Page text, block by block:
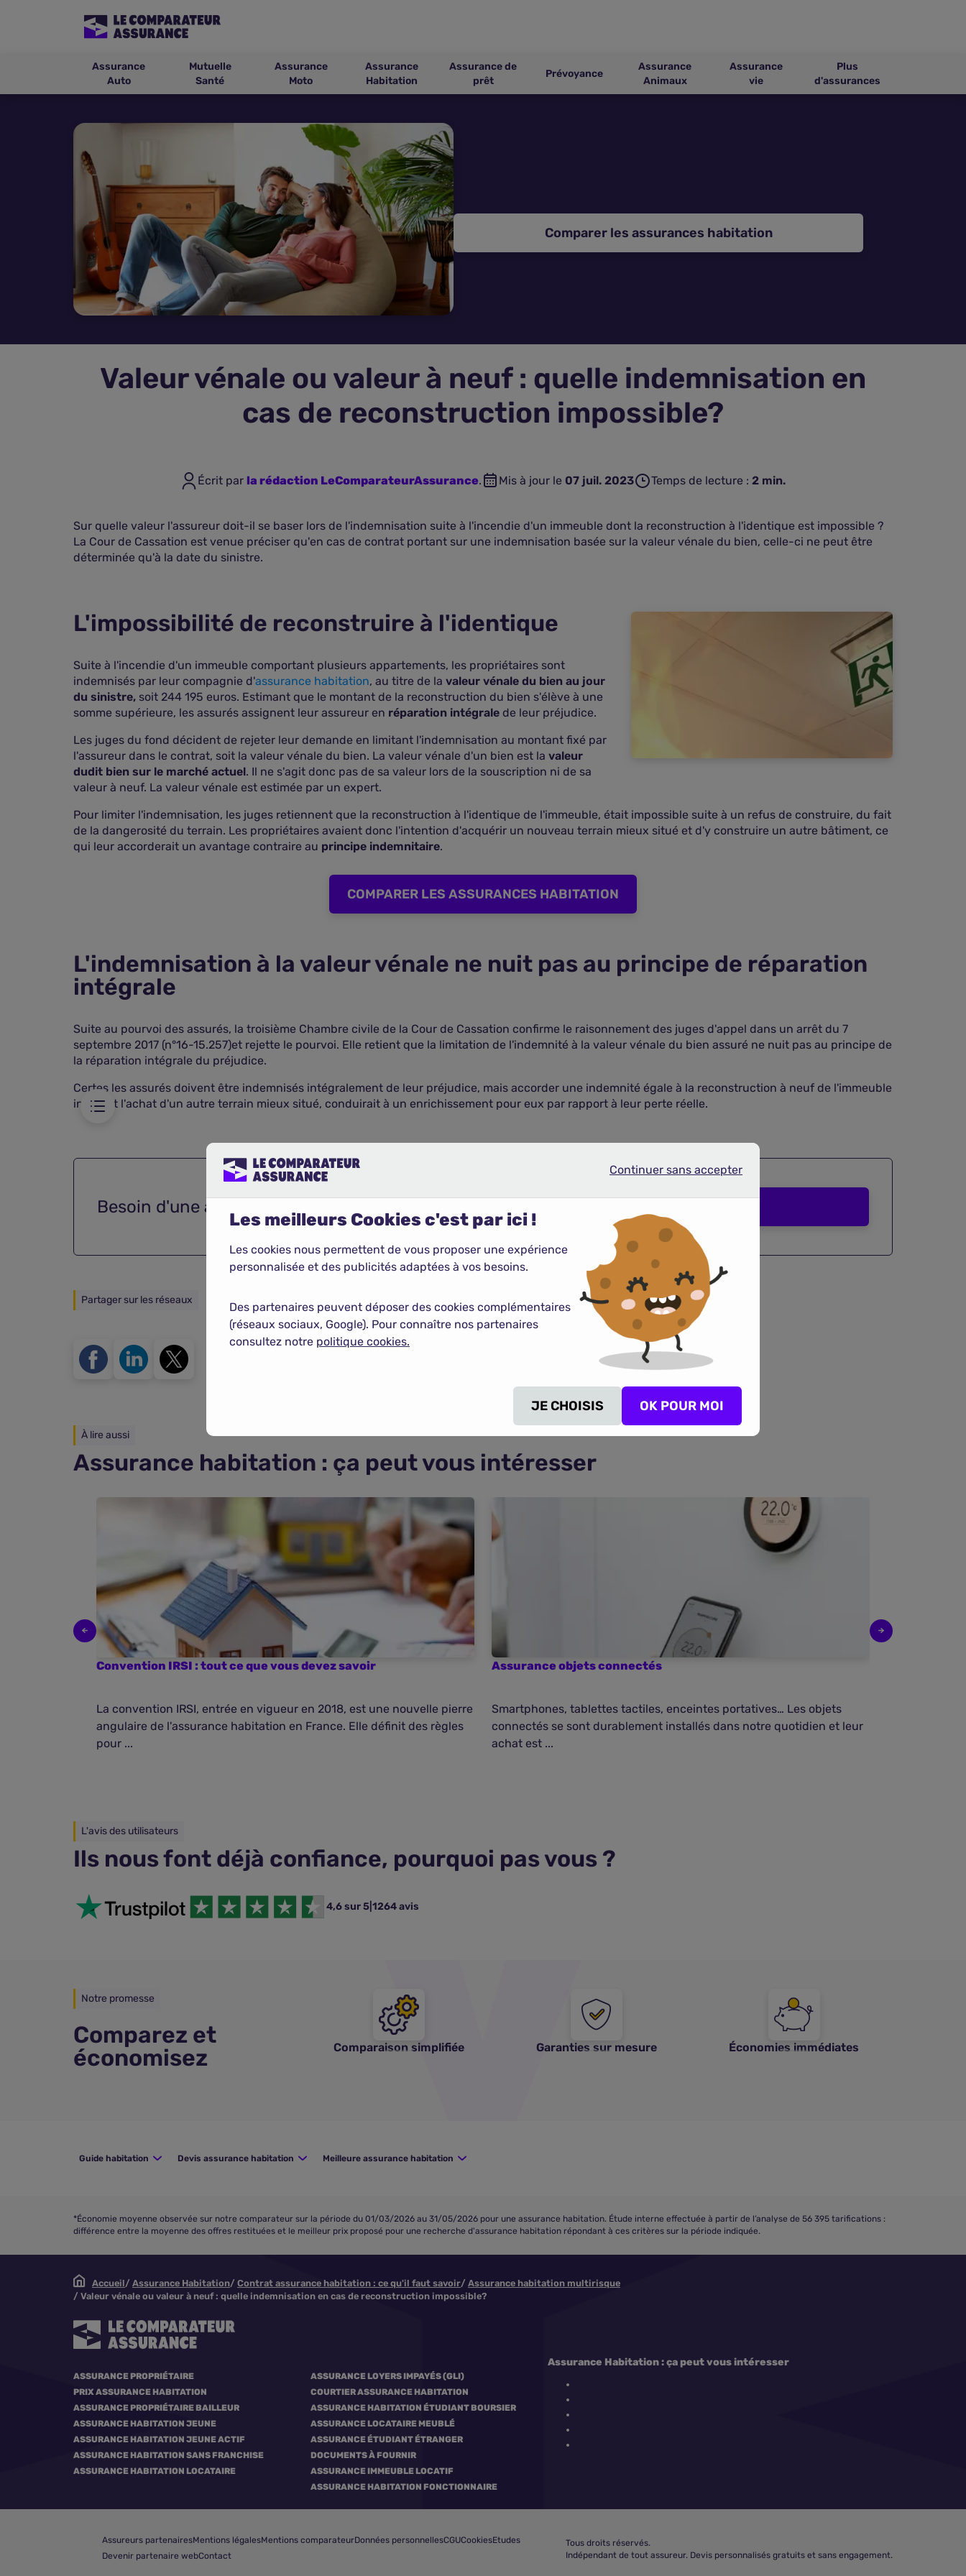
Assurance
Auto
Mutuelle
Santé
Assurance
Moto
Assurance
Habitation
Assurance de
prêt
Prévoyance
Assurance
Animaux
Assurance
vie
Plus
d'assurances
Comparer les assurances habitation
Valeur vénale ou valeur à neuf : quelle indemnisation en
cas de reconstruction impossible?
Écrit par la rédaction LeComparateurAssurance. Mis à jour le 07 juil. 2023 Temps de lecture : 2 min.
Sur quelle valeur l'assureur doit-il se baser lors de l'indemnisation suite à l'incendie d'un immeuble dont la reconstruction à l'identique est impossible ?
La Cour de Cassation est venue préciser qu'en cas de contrat portant sur une indemnisation basée sur la valeur vénale du bien, celle-ci ne peut être
déterminée qu'à la date du sinistre.
au principe de
L'impossibilité de reconstruire à l'identique
Suite à l'incendie d'un immeuble comportant plusieurs appartements, les propriétaires sont
indemnisés par leur compagnie d'assurance habitation, au titre de la valeur vénale du bien au jour
du sinistre, soit 244 195 euros. Estimant que le montant de la reconstruction du bien s'élève à une
somme supérieure, les assurés assignent leur assureur en réparation intégrale de leur préjudice.
Les juges du fond décident de rejeter leur demande en limitant l'indemnisation au montant fixé par
l'assureur dans le contrat, soit la valeur vénale du bien. La valeur vénale d'un bien est la valeur
dudit bien sur le marché actuel. Il ne s'agit donc pas de sa valeur lors de la souscription ni de sa
valeur à neuf. La valeur vénale est estimée par un expert.
Pour limiter l'indemnisation, les juges retiennent que la reconstruction à l'identique de l'immeuble, était impossible suite à un refus de construire, du fait
de la dangerosité du terrain. Les propriétaires avaient donc l'intention d'acquérir un nouveau terrain mieux situé et d'y construire un autre bâtiment, ce
qui leur accorderait un avantage contraire au principe indemnitaire.
COMPARER LES ASSURANCES HABITATION
L'indemnisation à la valeur vénale ne nuit pas au principe de réparation
intégrale
Suite au pourvoi des assurés, la troisième Chambre civile de la Cour de Cassation confirme le raisonnement des juges d'appel dans un arrêt du 7
septembre 2017 (n°16-15.257)et rejette le pourvoi. Elle retient que la limitation de l'indemnité à la valeur vénale du bien assuré ne nuit pas au principe de
la réparation intégrale du préjudice.
Certes les assurés doivent être indemnisés intégralement de leur préjudice, mais accorder une indemnité égale à la reconstruction à neuf de l'immeuble
incluant l'achat d'un autre terrain mieux situé, conduirait à un enrichissement pour eux par rapport à leur perte réelle.
Besoin d'une assurance habitation au meilleur prix ?
Partager sur les réseaux
À lire aussi
Assurance habitation : ça peut vous intéresser
Convention IRSI : tout ce que vous devez savoir
La convention IRSI, entrée en vigueur en 2018, est une nouvelle pierre
angulaire de l'assurance habitation en France. Elle définit des règles
pour ...
Assurance objets connectés
Smartphones, tablettes tactiles, enceintes portatives… Les objets
connectés se sont durablement installés dans notre quotidien et leur
achat est ...
L'avis des utilisateurs
Ils nous font déjà confiance, pourquoi pas vous ?
4,6 sur 5 1264 avis
Notre promesse
Comparez et
économisez
Comparaison simplifiée Garanties sur mesure Économies immédiates
Guide habitation Devis assurance habitation Meilleure assurance habitation
Comparer les assurances habitation
*Économie moyenne observée sur notre comparateur sur la période du 01/03/2026 au 31/05/2026 pour une assurance habitation. Étude interne effectuée à partir de l’analyse de 56 395 tarifications :
différence entre la moyenne des offres restituées et le meilleur prix proposé pour une recherche d'assurance habitation répondant à ces critères sur la période indiquée.
Accueil Assurance Habitation Contrat assurance habitation : ce qu'il faut savoir
Assurance habitation multirisque
Valeur vénale ou valeur à neuf : quelle indemnisation en cas de reconstruction impossible?
ASSURANCE PROPRIÉTAIRE
PRIX ASSURANCE HABITATION
ASSURANCE PROPRIÉTAIRE BAILLEUR
ASSURANCE HABITATION JEUNE
ASSURANCE HABITATION JEUNE ACTIF
ASSURANCE HABITATION SANS FRANCHISE
ASSURANCE HABITATION LOCATAIRE
ASSURANCE LOYERS IMPAYÉS (GLI)
COURTIER ASSURANCE HABITATION
ASSURANCE HABITATION ÉTUDIANT BOURSIER
ASSURANCE LOCATAIRE MEUBLÉ
ASSURANCE ÉTUDIANT ÉTRANGER
DOCUMENTS À FOURNIR
ASSURANCE IMMEUBLE LOCATIF
ASSURANCE HABITATION FONCTIONNAIRE
Assurance Habitation : ça peut vous intéresser
Assureurs partenairesMentions légalesMentions comparateurDonnées personnellesCGUCookiesEtudes
Devenir partenaire webContact
Tous droits réservés.
Indépendant de tout assureur. Devis personnalisés gratuits et sans engagement.
Continuer sans accepter
Les meilleurs Cookies c'est par ici !
Les cookies nous permettent de vous proposer une expérience
personnalisée et des publicités adaptées à vos besoins.
Des partenaires peuvent déposer des cookies complémentaires
(réseaux sociaux, Google). Pour connaître nos partenaires
consultez notre politique cookies.
JE CHOISIS OK POUR MOI
Continuer sans accepter